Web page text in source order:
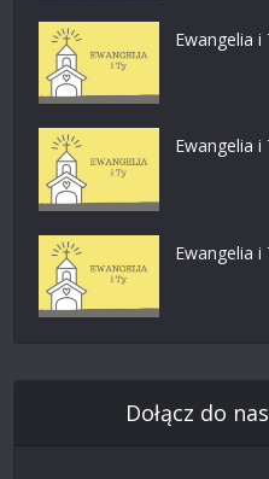
Ewangelia i
Ewangelia i
Ewangelia i
Dołącz do